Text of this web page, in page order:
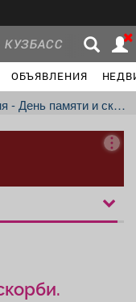
ОБЪЯВЛЕНИЯ
Услуги
Компании
- День памяти и скорби.